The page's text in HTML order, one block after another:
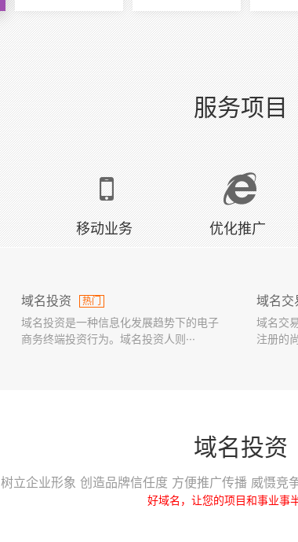
服务项目
移动业务 优化推广
域名投资 热门
域名投资是一种信息化发展趋势下的电子
商务终端投资行为。域名投资人则···
域名交
域名交
注册的
域名投资
树立企业形象 创造品牌信任度 方便推广传播 威慑竞
好域名，让您的项目和事业事